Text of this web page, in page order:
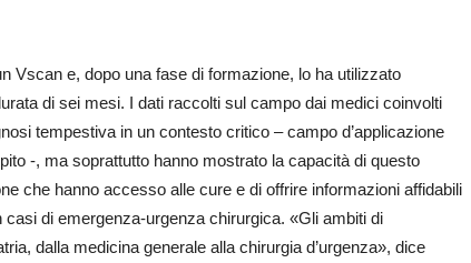
Vscan e, dopo una fase di formazione, lo ha utilizzato
di sei mesi. I dati raccolti sul campo dai medici coinvolti
tempestiva in un contesto critico – campo d’applicazione
-, ma soprattutto hanno mostrato la capacità di questo
che hanno accesso alle cure e di offrire informazioni affidabili
di emergenza-urgenza chirurgica. «Gli ambiti di
dalla medicina generale alla chirurgia d’urgenza», dice